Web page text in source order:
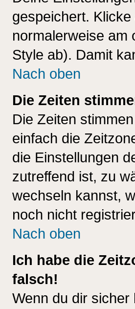
gespeichert. Klicke
normalerweise am
Style ab). Damit
Nach oben
Die Zeiten
Die Zeiten
einfach die
die Einstellungen
zutreffend ist, zu
wechseln kannst,
noch nicht
Nach oben
Ich habe die
falsch!
Wenn du dir